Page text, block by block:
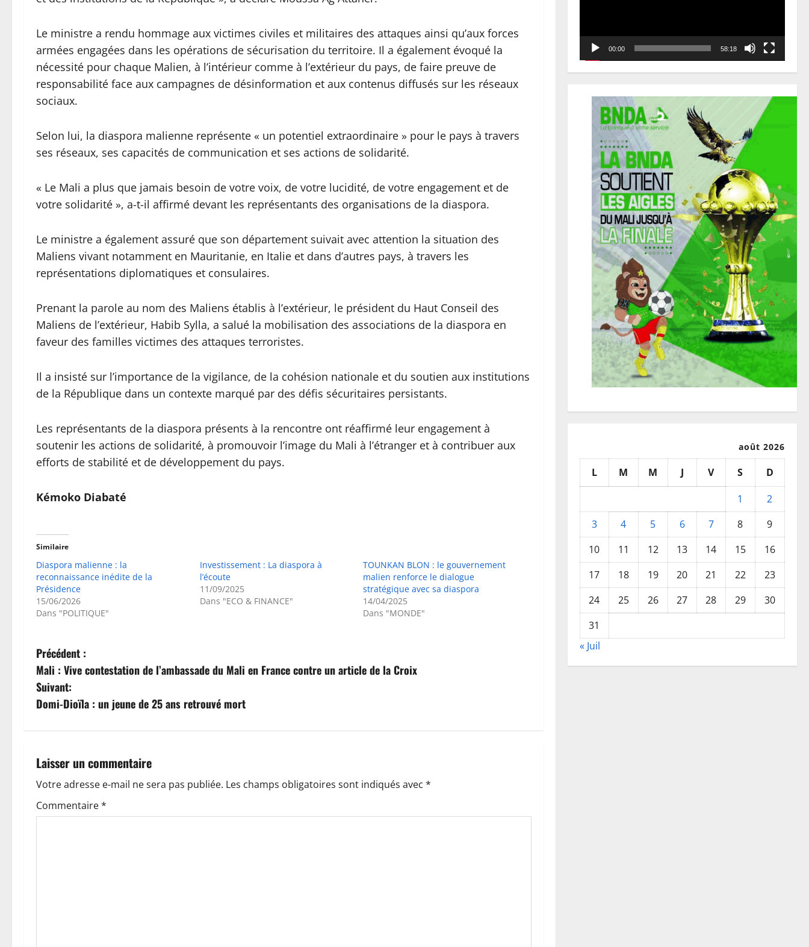
Le ministre a rendu hommage aux victimes civiles et militaires des attaques ainsi qu’aux forces
armées engagées dans les opérations de sécurisation du territoire. Il a également évoqué la
nécessité pour chaque Malien, à l’intérieur comme à l’extérieur du pays, de faire preuve de
responsabilité face aux campagnes de désinformation et aux contenus diffusés sur les réseaux
sociaux.
Selon lui, la diaspora malienne représente « un potentiel extraordinaire » pour le pays à travers
ses réseaux, ses capacités de communication et ses actions de solidarité.
« Le Mali a plus que jamais besoin de votre voix, de votre lucidité, de votre engagement et de
votre solidarité », a-t-il affirmé devant les représentants des organisations de la diaspora.
Le ministre a également assuré que son département suivait avec attention la situation des
Maliens vivant notamment en Mauritanie, en Italie et dans d’autres pays, à travers les
représentations diplomatiques et consulaires.
Prenant la parole au nom des Maliens établis à l’extérieur, le président du Haut Conseil des
Maliens de l’extérieur, Habib Sylla, a salué la mobilisation des associations de la diaspora en
faveur des familles victimes des attaques terroristes.
Il a insisté sur l’importance de la vigilance, de la cohésion nationale et du soutien aux institutions
de la République dans un contexte marqué par des défis sécuritaires persistants.
Les représentants de la diaspora présents à la rencontre ont réaffirmé leur engagement à
soutenir les actions de solidarité, à promouvoir l’image du Mali à l’étranger et à contribuer aux
efforts de stabilité et de développement du pays.
Kémoko Diabaté
Similaire
Diaspora malienne : la
reconnaissance inédite de la
Présidence
15/06/2026
Dans "POLITIQUE"
Investissement : La diaspora à
l’écoute
11/09/2025
Dans "ECO & FINANCE"
TOUNKAN BLON : le gouvernement
malien renforce le dialogue
stratégique avec sa diaspora
14/04/2025
Dans "MONDE"
N
a
v
g
a
t
Précédent :
Mali : Vive contestation de l’ambassade du Mali en France contre un article de la Croix
Suivant:
Domi-Dioïla : un jeune de 25 ans retrouvé mort
Laisser un commentaire
Votre adresse e-mail ne sera pas publiée. Les champs obligatoires sont indiqués avec *
Commentaire*
00:00 58:18
août 2026
L M M J V S
D
1
2
3
4 5 6 7 8
9
10
11 12 13 14 15
16
17
18 19 20 21 22
23
24
25 26 27 28 29
30
31
« Juil